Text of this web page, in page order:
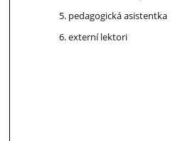
pedagogická asistentka
externí lektori